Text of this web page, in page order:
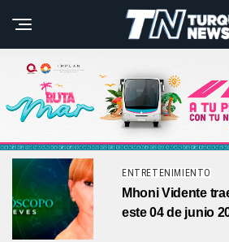
ENTRETENIMIENTO
Mhoni Vidente
este 04 de junio